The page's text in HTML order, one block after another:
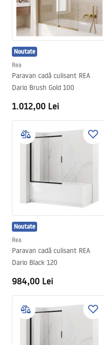
Noutate
Rea
Paravan cadă culisant REA
Dario Brush Gold 100
1.012,00 Lei
Noutate
Rea
Paravan cadă culisant REA
Dario Black 120
984,00 Lei